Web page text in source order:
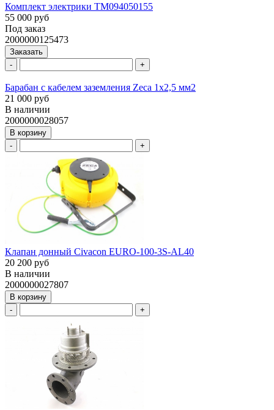
Комплект электрики ТМ094050155
55 000 руб
Под заказ
2000000125473
Заказать
-
+
Барабан с кабелем заземления Zeca 1х2,5 мм2
21 000 руб
В наличии
2000000028057
В корзину
-
+
Клапан донный Civacon EURO-100-3S-AL40
20 200 руб
В наличии
2000000027807
В корзину
-
+